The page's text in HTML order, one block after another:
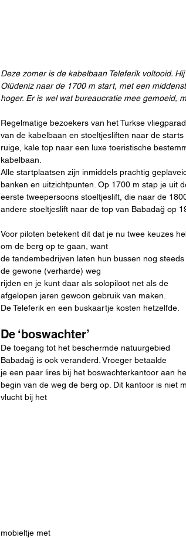
Deze zomer is de kabelbaan Teleferik voltooid.
Olüdeniz naar de 1700 m start, met een
hoger. Er is wel wat bureaucratie mee gemoeid,
Regelmatige bezoekers van het Turkse
van de kabelbaan en stoeltjesliften naar de
ruige, kale top naar een luxe toeristische
kabelbaan.
Alle startplaatsen zijn inmiddels prachtig
banken en uitzichtpunten. Op 1700 m stap je uit
eerste tweepersoons stoeltjeslift, die naar de
andere stoeltjeslift naar de top van Babadağ op
Voor piloten betekent dit dat je nu twee keuzes
om de berg op te gaan, want
de tandembedrijven laten hun bussen nog
de gewone (verharde) weg
rijden en je kunt daar als solopiloot net als de
afgelopen jaren gewoon gebruik van maken.
De Teleferik en een buskaartje kosten hetzelfde.
De ‘boswachter’
De toegang tot het beschermde natuurgebied
Babadağ is ook veranderd. Vroeger betaalde
je een paar lires bij het boswachterkantoor aan
begin van de weg de berg op. Dit kantoor is niet
vlucht bij het
mobieltje met